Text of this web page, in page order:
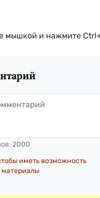
мышкой и нажмите
2000
иметь возможность
материалы